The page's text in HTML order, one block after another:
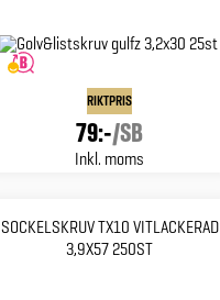
RIKTPRIS
79:-/SB
Inkl. moms
SOCKELSKRUV TX10 VITLACKERAD
3,9X57 250ST